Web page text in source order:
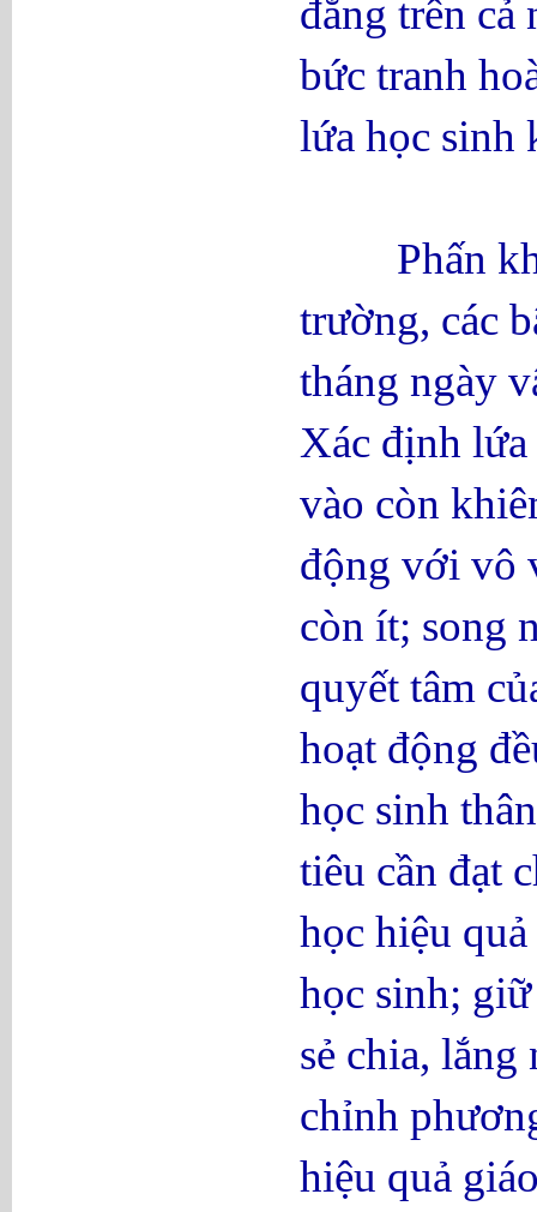
đẳng trên
bức tranh
lứa học sinh
Phấn
trường, các
tháng ngày
Xác định
vào còn
động với vô
còn ít; song
quyết tâm
hoạt động
học sinh
tiêu cần đạt
học hiệu
học sinh;
sẻ chia, lắng
chỉnh
hiệu quả